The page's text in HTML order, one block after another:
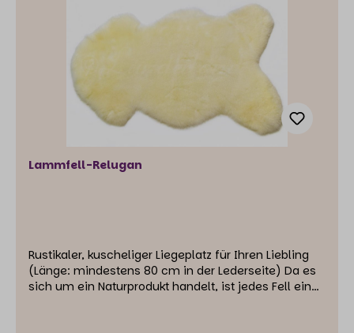
Lammfell-Relugan
Rustikaler, kuscheliger Liegeplatz für Ihren Liebling
(Länge: mindestens 80 cm in der Lederseite) Da es
sich um ein Naturprodukt handelt, ist jedes Fell ein